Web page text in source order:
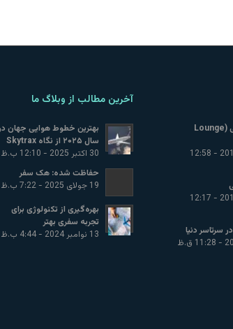
لانج فرودگاهی (Lounge
29 دسامبر 2019 - 12:58
29 دسامبر 2019 - 12:17
سرتاسر دنیا
آخرین مطالب از وبلاگ ما
بهترین خطوط هوایی جهان
سال ۲۰۲۵ از نگاه Skytrax
30 اکتبر 2025 - 12:10 ب.ظ
حفاظت شده: هک سفر
19 جولای 2025 - 7:22 ب.ظ
بهره‌گیری از تکنولوژی برای
تجربه سفری بهتر
13 نوامبر 2024 - 4:44 ب.ظ